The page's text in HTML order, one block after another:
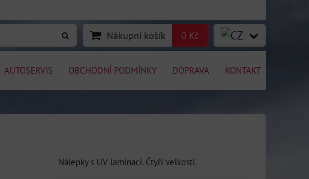
Nákupní košík 0 Kč
AUTOSERVIS OBCHODNÍ PODMÍNKY DOPRAVA KONTAKT
Nálepky s UV laminací. Čtyři velkosti.